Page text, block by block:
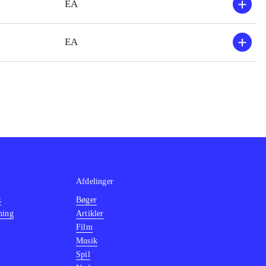
EA
EA
Afdelinger
Bøger
Artikler
Film
Musik
Spil